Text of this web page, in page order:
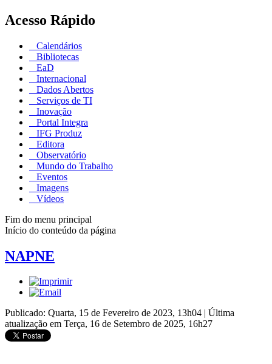
Acesso Rápido
Calendários
Bibliotecas
EaD
Internacional
Dados Abertos
Serviços de TI
Inovação
Portal Integra
IFG Produz
Editora
Observatório
Mundo do Trabalho
Eventos
Imagens
Vídeos
Fim do menu principal
Início do conteúdo da página
NAPNE
Publicado: Quarta, 15 de Fevereiro de 2023, 13h04 | Última
atualização em Terça, 16 de Setembro de 2025, 16h27